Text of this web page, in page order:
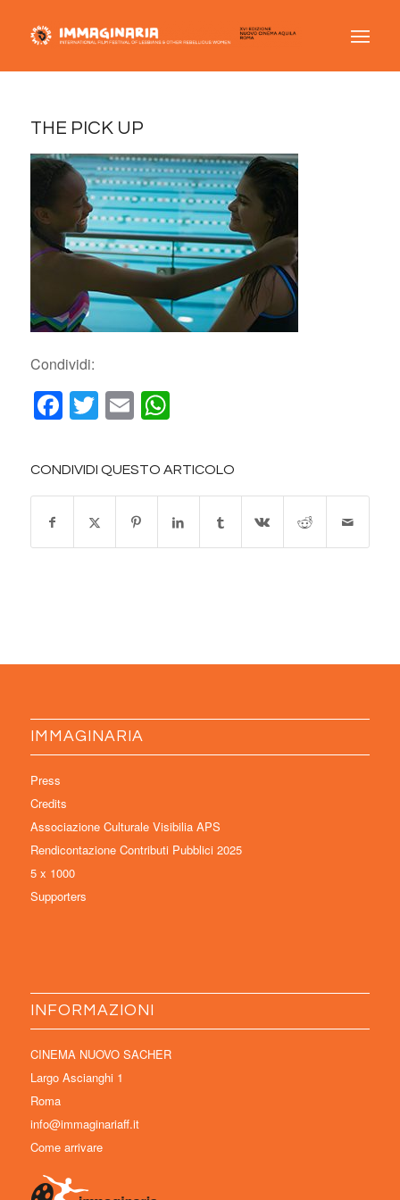
THE PICK UP
Condividi:
Facebook
Twitter
EmailWhatsApp
CONDIVIDI QUESTO ARTICOLO
IMMAGINARIA
Press
Credits
Associazione Culturale Visibilia APS
Rendicontazione Contributi Pubblici 2025
5 x 1000
Supporters
INFORMAZIONI
CINEMA NUOVO SACHER
Largo Ascianghi 1
Roma
info@immaginariaff.it
Come arrivare